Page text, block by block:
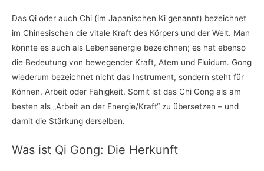
Das Qi oder auch Chi (im Japanischen Ki genannt) bezeichnet
im Chinesischen die vitale Kraft des Körpers und der Welt. Man
könnte es auch als Lebensenergie bezeichnen; es hat ebenso
die Bedeutung von bewegender Kraft, Atem und Fluidum. Gong
wiederum bezeichnet nicht das Instrument, sondern steht für
Können, Arbeit oder Fähigkeit. Somit ist das Chi Gong als am
besten als „Arbeit an der Energie/Kraft“ zu übersetzen – und
damit die Stärkung derselben.
Was ist Qi Gong: Die Herkunft